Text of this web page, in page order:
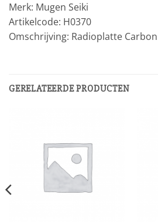
Merk: Mugen Seiki
Artikelcode: H0370
Omschrijving: Radioplatte Carbon
GERELATEERDE PRODUCTEN